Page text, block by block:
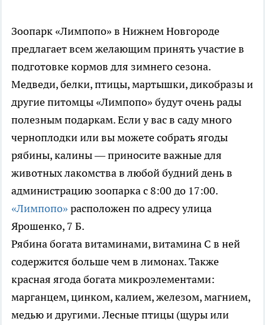
Зоопарк «Лимпопо» в Нижнем Новгороде
предлагает всем желающим принять участие в
подготовке кормов для зимнего сезона.
Медведи, белки, птицы, мартышки, дикобразы и
другие питомцы «Лимпопо» будут очень рады
полезным подаркам. Если у вас в саду много
черноплодки или вы можете собрать ягоды
рябины, калины — приносите важные для
животных лакомства в любой будний день в
администрацию зоопарка с 8:00 до 17:00.
«Лимпопо» расположен по адресу улица
Ярошенко, 7 Б.
Рябина богата витаминами, витамина С в ней
содержится больше чем в лимонах. Также
красная ягода богата микроэлементами:
марганцем, цинком, калием, железом, магнием,
медью и другими. Лесные птицы (щуры или